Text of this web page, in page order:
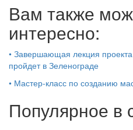
Вам также
интересно:
• Завершающая лекция
пройдет в Зеленограде
• Мастер-класс по созданию
Популярное в